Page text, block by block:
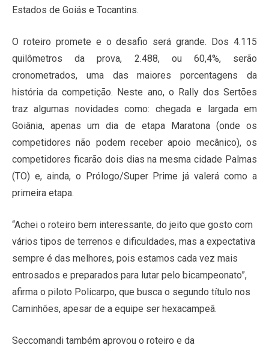
Estados de Goiás e Tocantins.
O roteiro promete e o desafio será grande. Dos 4.115
quilômetros da prova, 2.488, ou 60,4%, serão
cronometrados, uma das maiores porcentagens da
história da competição. Neste ano, o Rally dos Sertões
traz algumas novidades como: chegada e largada em
Goiânia, apenas um dia de etapa Maratona (onde os
competidores não podem receber apoio mecânico), os
competidores ficarão dois dias na mesma cidade Palmas
(TO) e, ainda, o Prólogo/Super Prime já valerá como a
primeira etapa.
“Achei o roteiro bem interessante, do jeito que gosto com
vários tipos de terrenos e dificuldades, mas a expectativa
sempre é das melhores, pois estamos cada vez mais
entrosados e preparados para lutar pelo bicampeonato”,
afirma o piloto Policarpo, que busca o segundo título nos
Caminhões, apesar de a equipe ser hexacampeã.
Seccomandi também aprovou o roteiro e da